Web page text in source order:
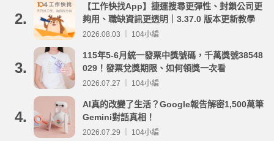
2.
【工作快找App】捷運搜尋更彈性、封鎖公司更
夠用、職缺資訊更透明｜3.37.0 版本更新教學
2026.08.03 ｜ 104小編
3.
115年5-6月統一發票中獎號碼，千萬獎號38548
029！發票兌獎期限、如何領獎一次看
2026.07.27 ｜ 104小編
4.
AI真的改變了生活？Google報告解密1,500萬筆
Gemini對話真相！
2026.07.29 ｜ 104小編